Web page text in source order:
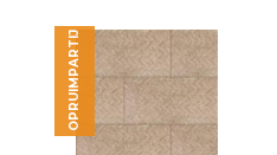
OPRUIMPARTIJ